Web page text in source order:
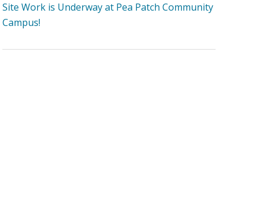
Site Work is Underway at Pea Patch Community
Campus!